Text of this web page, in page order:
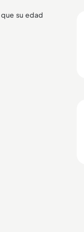
su edad